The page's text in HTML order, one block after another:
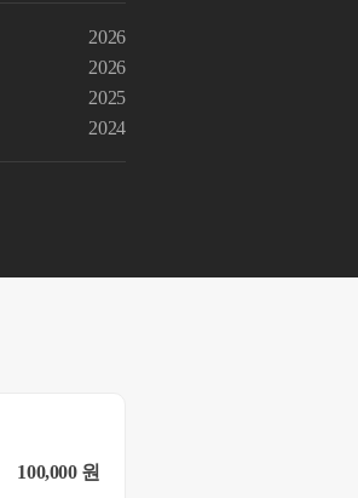
2026
2026
2025
2024
100,000 원